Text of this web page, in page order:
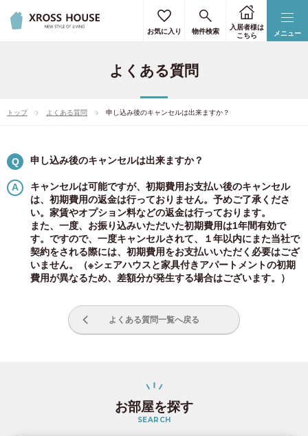
メニュー
お気に入り 物件検索
入居者様は
こちら
よくある質問
トップ よくある質問 申し込み後のキャンセルは出来ますか？
Q 申し込み後のキャンセルは出来ますか？
キャンセルは可能ですが、初期費用お支払い後のキャンセル
は、初期費用の返金は行っておりません。予めご了承くださ
い。家賃やオプション料などの返金は行っております。
また、一度、お振り込みいただいた初期費用は1年間有効で
す。ですので、一度キャンセルされて、１年以内にまた当社で
契約をされる際には、初期費用をお支払いいただく必要はござ
いません。（※シェアハウスと家具付きアパートメントの初期
費用が異なるため、差額分が発生する場合はございます。）
よくある質問一覧へ戻る
お部屋を探す
SEARCH